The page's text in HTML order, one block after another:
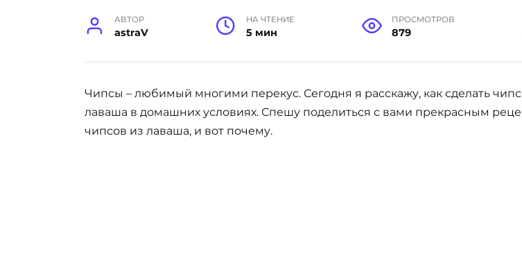
АВТОР
astraV
НА ЧТЕНИЕ
5 мин
ПРОСМОТРОВ
879
Чипсы – любимый многими перекус. Сегодня я расскажу, как сделать
лаваша в домашних условиях. Спешу поделиться с вами прекрасным
чипсов из лаваша, и вот почему.